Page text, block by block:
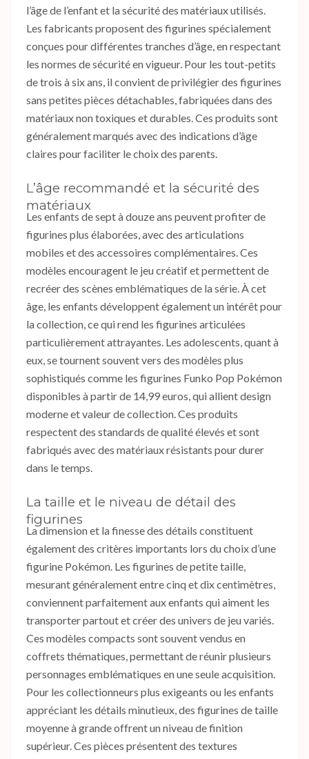
l’âge de l’enfant et la sécurité des matériaux utilisés.
Les fabricants proposent des figurines spécialement
conçues pour différentes tranches d’âge, en respectant
les normes de sécurité en vigueur. Pour les tout-petits
de trois à six ans, il convient de privilégier des figurines
sans petites pièces détachables, fabriquées dans des
matériaux non toxiques et durables. Ces produits sont
généralement marqués avec des indications d’âge
claires pour faciliter le choix des parents.
L’âge recommandé et la sécurité des
matériaux
Les enfants de sept à douze ans peuvent profiter de
figurines plus élaborées, avec des articulations
mobiles et des accessoires complémentaires. Ces
modèles encouragent le jeu créatif et permettent de
recréer des scènes emblématiques de la série. À cet
âge, les enfants développent également un intérêt pour
la collection, ce qui rend les figurines articulées
particulièrement attrayantes. Les adolescents, quant à
eux, se tournent souvent vers des modèles plus
sophistiqués comme les figurines Funko Pop Pokémon
disponibles à partir de 14,99 euros, qui allient design
moderne et valeur de collection. Ces produits
respectent des standards de qualité élevés et sont
fabriqués avec des matériaux résistants pour durer
dans le temps.
La taille et le niveau de détail des
figurines
La dimension et la finesse des détails constituent
également des critères importants lors du choix d’une
figurine Pokémon. Les figurines de petite taille,
mesurant généralement entre cinq et dix centimètres,
conviennent parfaitement aux enfants qui aiment les
transporter partout et créer des univers de jeu variés.
Ces modèles compacts sont souvent vendus en
coffrets thématiques, permettant de réunir plusieurs
personnages emblématiques en une seule acquisition.
Pour les collectionneurs plus exigeants ou les enfants
appréciant les détails minutieux, des figurines de taille
moyenne à grande offrent un niveau de finition
supérieur. Ces pièces présentent des textures